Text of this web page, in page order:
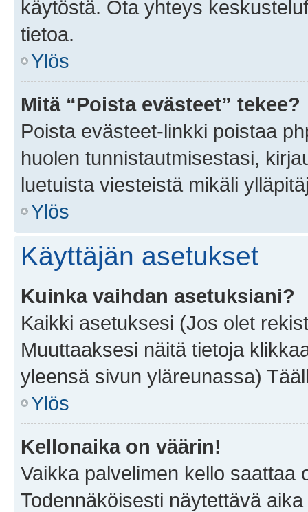
käytöstä. Ota yhteys
tietoa.
Ylös
Mitä “Poista evästeet” tekee?
Poista evästeet-linkki poistaa
huolen tunnistautmisestasi,
luetuista viesteistä mikäli
Ylös
Käyttäjän asetukset
Kuinka vaihdan asetuksiani?
Kaikki asetuksesi (Jos olet
Muuttaaksesi näitä tietoja
yleensä sivun yläreunassa)
Ylös
Kellonaika on väärin!
Vaikka palvelimen kello saattaa
Todennäköisesti näytettävä